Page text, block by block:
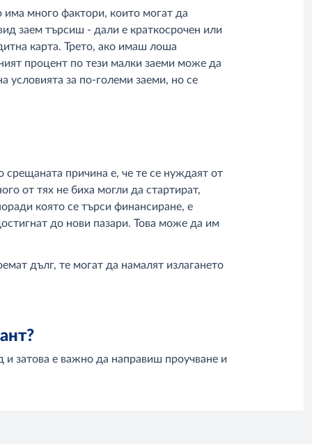
има много фактори, които могат да
заем търсиш - дали е краткосрочен или
карта. Трето, ако имаш лоша
процент по тези малки заеми може да
условията за по-големи заеми, но се
причина е, че те се нуждаят от
от тях не биха могли да стартират,
която се търси финансиране, е
до нови пазари. Това може да им
дълг, те могат да намалят излагането
и затова е важно да направиш проучване и